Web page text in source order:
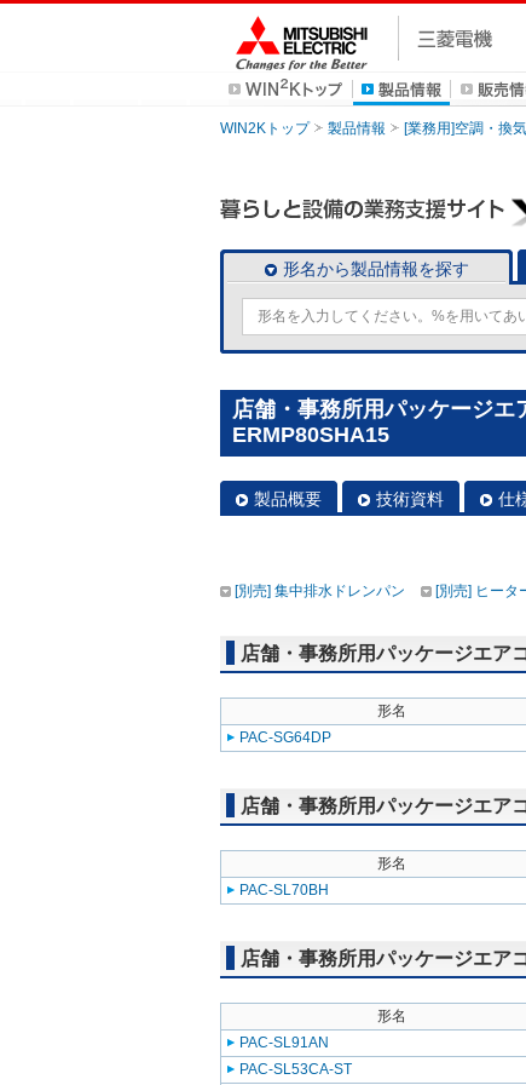
WIN2Kトップ 製品情報 [業務用]空調・換気
形名から製品情報を探す
店舗・事務所用パッケージ
ERMP80SHA15
製品概要 技術資料 仕
[別売] 集中排水ドレンパン
[別売] ヒータ
店舗・事務所用パッケージエア
形名
PAC-SG64DP
店舗・事務所用パッケージエア
形名
PAC-SL70BH
店舗・事務所用パッケージエア
形名
PAC-SL91AN
PAC-SL53CA-ST